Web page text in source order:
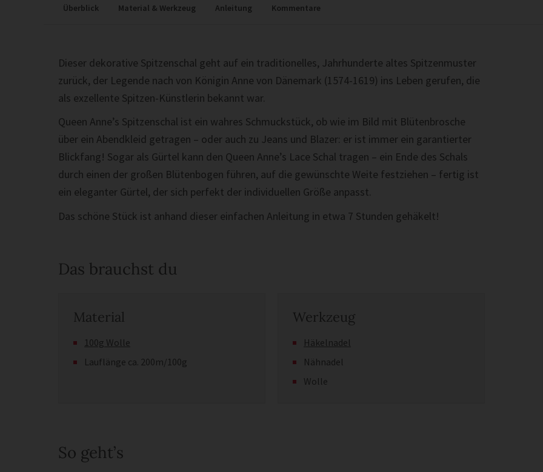
Überblick Material & Werkzeug Anleitung Kommentare
Dieser dekorative Spitzenschal geht auf ein traditionelles, Jahrhunderte altes Spitzenmuster
zurück, der Legende nach von Königin Anne von Dänemark (1574-1619) ins Leben gerufen, die
als exzellente Spitzen-Künstlerin bekannt war.
Queen Anne’s Spitzenschal ist ein wahres Schmuckstück, ob wie im Bild mit Blütenbrosche
über ein Abendkleid getragen – oder auch zu Jeans und Blazer: er ist immer ein garantierter
Blickfang! Sogar als Gürtel kann den Queen Anne’s Lace Schal tragen – ein Ende des Schals
durch einen der großen Blütenbogen führen, auf die gewünschte Weite festziehen – fertig ist
ein eleganter Gürtel, der sich perfekt der individuellen Größe anpasst.
Das schöne Stück ist anhand dieser einfachen Anleitung in etwa 7 Stunden gehäkelt!
Das brauchst du
Material
100g Wolle
Lauflänge ca. 200m/100g
Werkzeug
Häkelnadel
Nähnadel
Wolle
So geht’s